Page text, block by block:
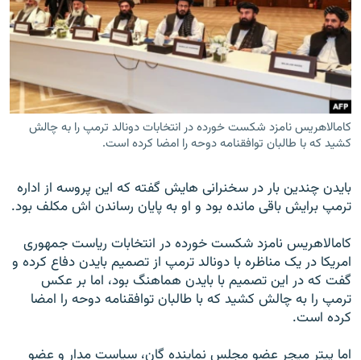
کامالاهریس نامزد شکست خورده در انتخابات دونالد ترمپ را به چالش
کشید که با طالبان توافقنامه دوحه را امضا کرده است.
بایدن چندین بار در سخنرانی هایش گفته که این پروسه از اداره
ترمپ برایش باقی مانده بود و او به پایان رساندن اش مکلف بود.
کامالاهریس نامزد شکست خورده در انتخابات ریاست جمهوری
امریکا در یک مناظره با دونالد ترمپ از تصمیم بایدن دفاع کرده و
گفت که در این تصمیم با بایدن هماهنگ بود، اما بر عکس
ترمپ را به چالش کشید که با طالبان توافقنامه دوحه را امضا
کرده است.
اما پیتر میجر عضو مجلس نماینده گان، سیاست مدار و عضو